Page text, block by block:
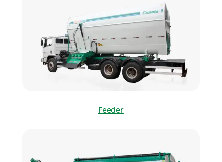
Feeder